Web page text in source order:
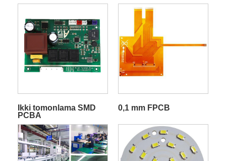
Ikki tomonlama SMD
PCBA
0,1 mm FPCB